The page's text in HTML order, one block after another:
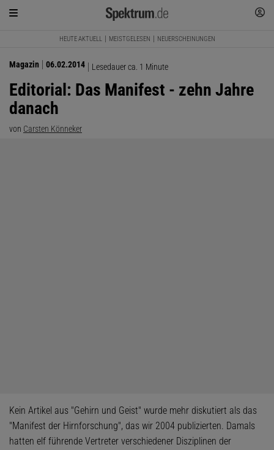
HEUTE AKTUELL MEISTGELESEN NEUERSCHEINUNGEN
Magazin 06.02.2014 Lesedauer ca. 1 Minute
Editorial: Das Manifest - zehn Jahre
danach
von Carsten Könneker
Kein Artikel aus "Gehirn und Geist" wurde mehr diskutiert als das
"Manifest der Hirnforschung", das wir 2004 publizierten. Damals
hatten elf führende Vertreter verschiedener ­Disziplinen der